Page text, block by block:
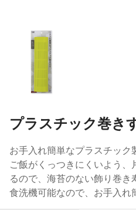
プラスチック巻き
お手入れ簡単なプラスチック
ご飯がくっつきにくいよう
るので、海苔のない飾り巻き
食洗機可能なので、お手入れ